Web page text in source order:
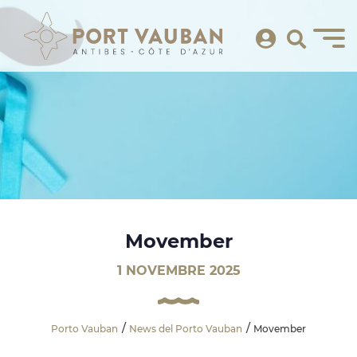
Movember
1 NOVEMBRE 2025
Porto Vauban News del Porto Vauban Movember